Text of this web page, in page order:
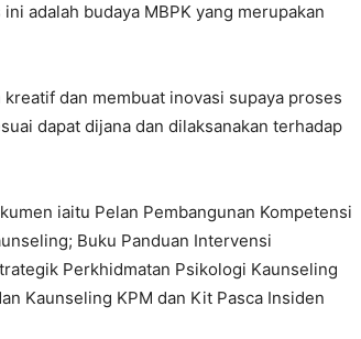
adalah budaya MBPK yang merupakan
dan membuat inovasi supaya proses
dapat dijana dan dilaksanakan terhadap
iaitu Pelan Pembangunan Kompetensi
Buku Panduan Intervensi
Perkhidmatan Psikologi Kaunseling
Kaunseling KPM dan Kit Pasca Insiden